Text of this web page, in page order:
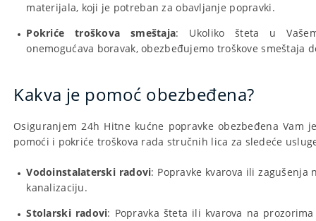
materijala, koji je potreban za obavljanje popravki.
Pokriće troškova smeštaja: Ukoliko šteta u
onemogućava boravak, obezbeđujemo troškove smeštaja
Kakva je pomoć obezbeđena?
Osiguranjem 24h Hitne kućne popravke obezbeđena Vam
pomoći i pokriće troškova rada stručnih lica za sledeće
Vodoinstalaterski radovi: Popravke kvarova ili zagušenja
kanalizaciju.
Stolarski radovi: Popravka šteta ili kvarova na